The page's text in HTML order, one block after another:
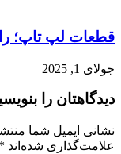
قطعات لپ تاپ؛
جولای 1, 2025
دیدگاهتان را
نشانی ایمیل شما
علامت‌گذاری شده‌اند *